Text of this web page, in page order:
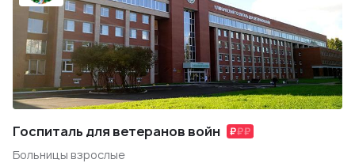
Госпиталь для ветеранов войн
Больницы взрослые